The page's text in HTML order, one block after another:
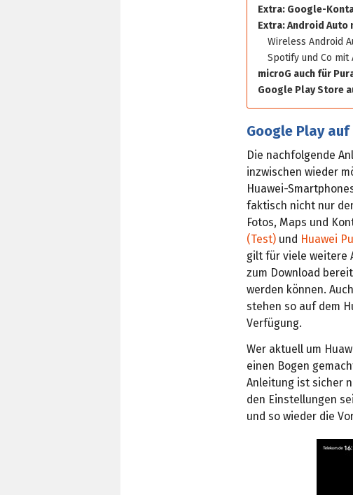
Extra: Google-
Extra: Android Auto
Wireless Android
Spotify und Co mit
microG auch für
Google Play Store
Google Play
Die nachfolgende
inzwischen wieder
Huawei-
faktisch nicht nur
Fotos, Maps und
(Test) und Huawei
gilt für viele weitere
zum Download
werden können.
stehen so auf dem
Verfügung.
Wer aktuell um
einen Bogen
Anleitung ist sicher
den Einstellungen
und so wieder die